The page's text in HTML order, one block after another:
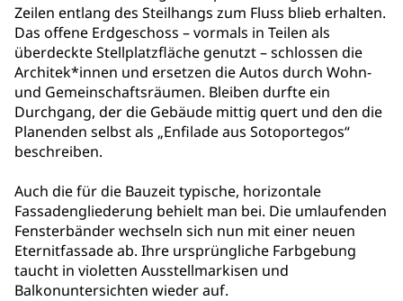
Zeilen entlang des Steilhangs zum Fluss blieb erhalten.
Das offene Erdgeschoss – vormals in Teilen als
überdeckte Stellplatzfläche genutzt – schlossen die
Architek*innen und ersetzen die Autos durch Wohn-
und Gemeinschaftsräumen. Bleiben durfte ein
Durchgang, der die Gebäude mittig quert und den die
Planenden selbst als „Enfilade aus Sotoportegos“
beschreiben.
Auch die für die Bauzeit typische, horizontale
Fassadengliederung behielt man bei. Die umlaufenden
Fensterbänder wechseln sich nun mit einer neuen
Eternitfassade ab. Ihre ursprüngliche Farbgebung
taucht in violetten Ausstellmarkisen und
Balkonuntersichten wieder auf.